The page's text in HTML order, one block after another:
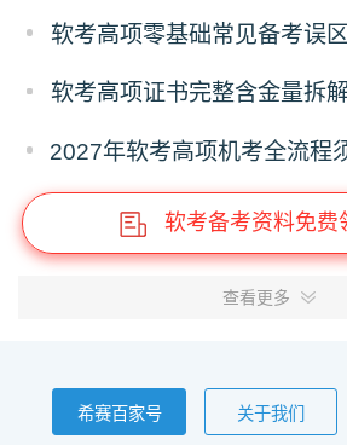
软考备考资料免费
查看更多
希赛百家号 关于我们